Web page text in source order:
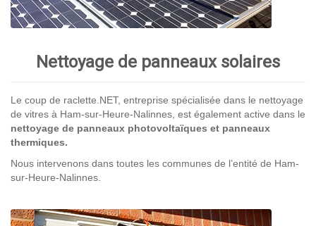
Nettoyage de panneaux solaires
Le coup de raclette.NET, entreprise spécialisée dans le nettoyage
de vitres à Ham-sur-Heure-Nalinnes, est également active dans le
nettoyage de panneaux photovoltaïques et panneaux
thermiques.
Nous intervenons dans toutes les communes de l’entité de Ham-
sur-Heure-Nalinnes.